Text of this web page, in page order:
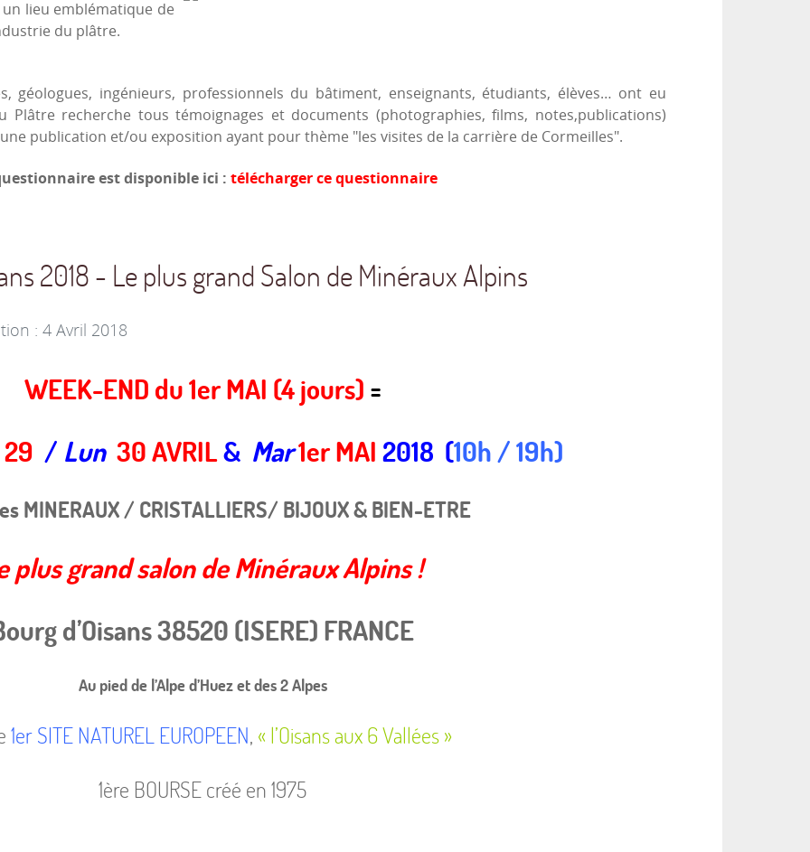
lieu emblématique de
du plâtre.
géologues, ingénieurs, professionnels du bâtiment, enseignants, étudiants, élèves… ont eu
Plâtre recherche tous témoignages et documents (photographies, films, notes,publications)
publication et/ou exposition ayant pour thème "les visites de la carrière de Cormeilles".
est disponible ici : télécharger ce questionnaire
2018 - Le plus grand Salon de Minéraux Alpins
: 4 Avril 2018
WEEK-END du 1er MAI (4 jours) =
29 / Lun 30AVRIL& Mar1er MAI 2018 (10h / 19h)
MINERAUX / CRISTALLIERS/ BIJOUX & BIEN-ETRE
plus grand salon de Minéraux Alpins !
d’Oisans 38520 (ISERE) FRANCE
Au pied de l’Alpe d’Huez et des 2 Alpes
1er SITE NATUREL EUROPEEN, « l’Oisans aux 6 Vallées »
1ère BOURSE créé en 1975